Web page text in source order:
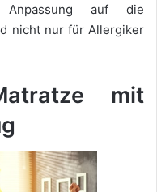
Anpassung auf die
nicht nur für Allergiker
mit